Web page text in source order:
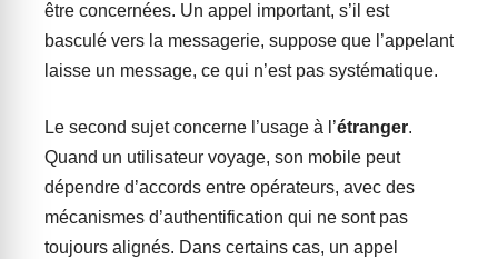
être concernées. Un appel important, s’il est
basculé vers la messagerie, suppose que l’appelant
laisse un message, ce qui n’est pas systématique.
Le second sujet concerne l’usage à l’étranger.
Quand un utilisateur voyage, son mobile peut
dépendre d’accords entre opérateurs, avec des
mécanismes d’authentification qui ne sont pas
toujours alignés. Dans certains cas, un appel